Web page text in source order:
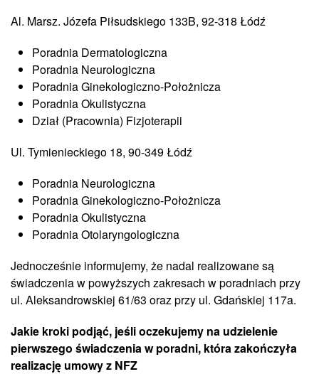
Al. Marsz. Józefa Piłsudskiego 133B, 92-318 Łódź
Poradnia Dermatologiczna
Poradnia Neurologiczna
Poradnia Ginekologiczno-Położnicza
Poradnia Okulistyczna
Dział (Pracownia) Fizjoterapii
Ul. Tymienieckiego 18, 90-349 Łódź
Poradnia Neurologiczna
Poradnia Ginekologiczno-Położnicza
Poradnia Okulistyczna
Poradnia Otolaryngologiczna
Jednocześnie informujemy, że nadal realizowane są
świadczenia w powyższych zakresach w poradniach przy
ul. Aleksandrowskiej 61/63 oraz przy ul. Gdańskiej 117a.
Jakie kroki podjąć, jeśli oczekujemy na udzielenie
pierwszego świadczenia w poradni, która zakończyła
realizację umowy z NFZ